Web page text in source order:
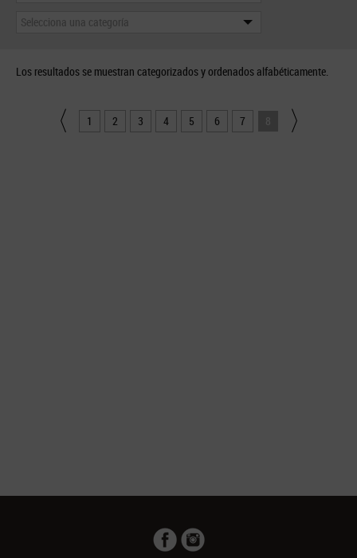
Selecciona una categoría
Los resultados se muestran categorizados y ordenados alfabéticamente.
1 2 3 4 5 6 7 8